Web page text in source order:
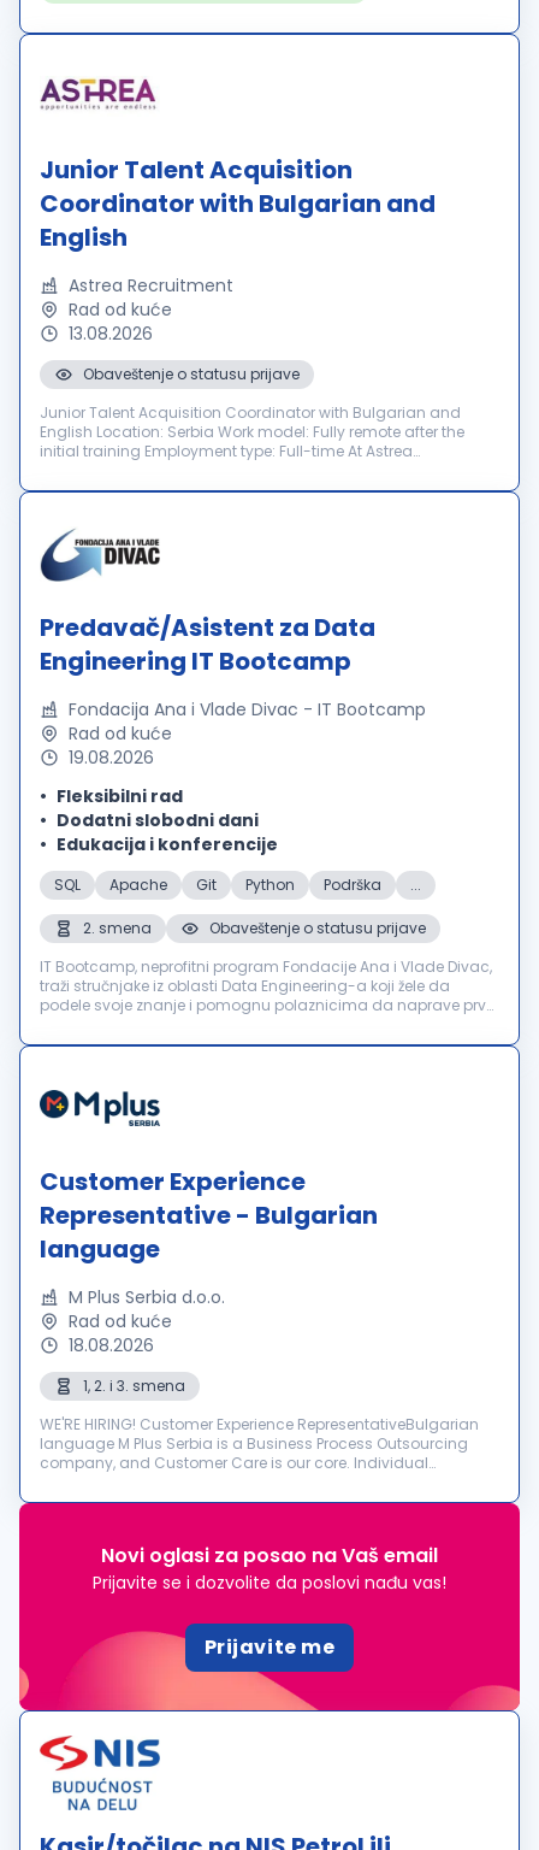
Junior Talent Acquisition
Coordinator with Bulgarian and
English
Astrea Recruitment
Rad od kuće
13.08.2026
Obaveštenje o statusu prijave
Junior Talent Acquisition Coordinator with Bulgarian and
English Location: Serbia Work model: Fully remote after the
initial training Employment type: Full-time At Astrea
leading local and i...
Predavač/Asistent za Data
Engineering IT Bootcamp
Fondacija Ana i Vlade Divac - IT Bootcamp
Rad od kuće
19.08.2026
Fleksibilni rad
Dodatni slobodni dani
Edukacija i konferencije
SQL Apache Git Python Podrška ...
2. smena
Obaveštenje o statusu prijave
IT Bootcamp, neprofitni program Fondacije Ana i Vlade Divac,
traži stručnjake iz oblasti Data Engineering-a koji žele da
podele svoje znanje i pomognu polaznicima da naprave prve
namenjen...
Customer Experience
Representative - Bulgarian
language
M Plus Serbia d.o.o.
Rad od kuće
18.08.2026
1, 2. i 3. smena
WE'RE HIRING! Customer Experience RepresentativeBulgarian
language M Plus Serbia is a Business Process Outsourcing
company, and Customer Care is our core. Individual
interactio...
Novi oglasi za posao na Vaš email
Prijavite se i dozvolite da poslovi nađu vas!
Prijavite me